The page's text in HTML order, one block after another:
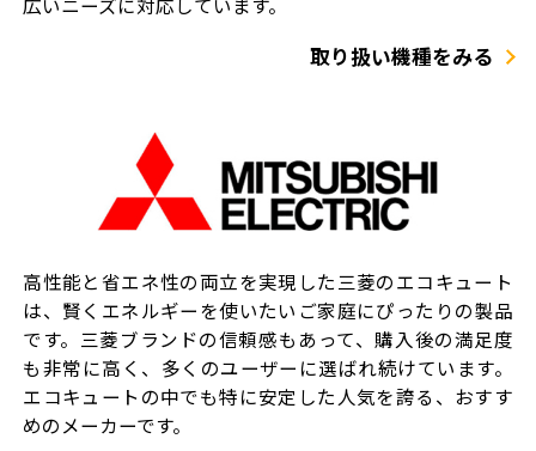
取り扱い機種をみる
高性能と省エネ性の両立を実現した三菱のエコキュート
は、賢くエネルギーを使いたいご家庭にぴったりの製品
です。三菱ブランドの信頼感もあって、購入後の満足度
も非常に高く、多くのユーザーに選ばれ続けています。
エコキュートの中でも特に安定した人気を誇る、おすす
めのメーカーです。